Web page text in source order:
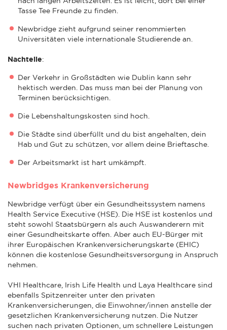
Tasse Tee Freunde zu finden.
Newbridge zieht aufgrund seiner renommierten
Universitäten viele internationale Studierende an.
Nachteile:
Der Verkehr in Großstädten wie Dublin kann sehr
hektisch werden. Das muss man bei der Planung von
Terminen berücksichtigen.
Die Lebenshaltungskosten sind hoch.
Die Städte sind überfüllt und du bist angehalten, dein
Hab und Gut zu schützen, vor allem deine Brieftasche.
Der Arbeitsmarkt ist hart umkämpft.
Newbridges Krankenversicherung
Newbridge verfügt über ein Gesundheitssystem namens
Health Service Executive (HSE). Die HSE ist kostenlos und
steht sowohl Staatsbürgern als auch Auswanderern mit
einer Gesundheitskarte offen. Aber auch EU-Bürger mit
ihrer Europäischen Krankenversicherungskarte (EHIC)
können die kostenlose Gesundheitsversorgung in Anspruch
nehmen.
VHI Healthcare, Irish Life Health und Laya Healthcare sind
ebenfalls Spitzenreiter unter den privaten
Krankenversicherungen, die Einwohner/innen anstelle der
gesetzlichen Krankenversicherung nutzen. Die Nutzer
suchen nach privaten Optionen, um schnellere Leistungen